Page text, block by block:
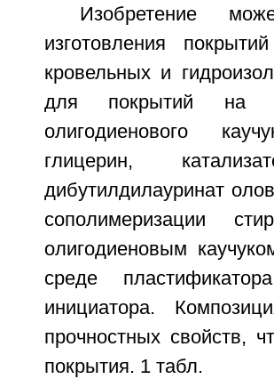
Изобретение
изготовления
кровельных и
для покрытий на
олигодиенового
глицерин,
дибутилдилауринат
сополимеризации
олигодиеновым
среде
инициатора.
прочностных свойств,
покрытия. 1 табл.